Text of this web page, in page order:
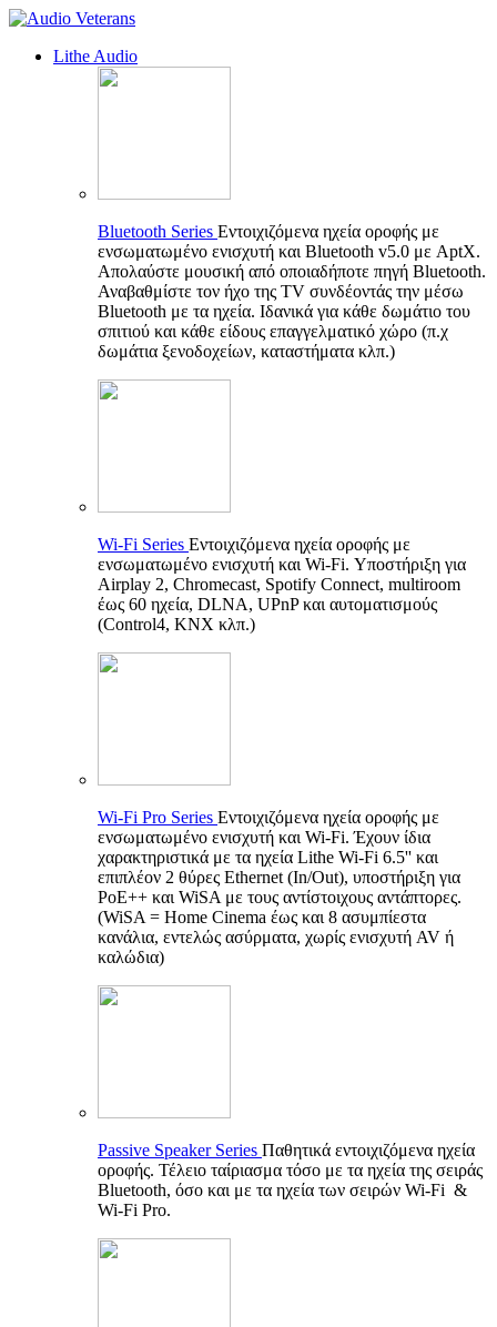
Lithe Audio
Bluetooth Series Εντοιχιζόμενα ηχεία οροφής με
ενσωματωμένο ενισχυτή και Bluetooth v5.0 με AptX.
Απολαύστε μουσική από οποιαδήποτε πηγή Bluetooth.
Αναβαθμίστε τον ήχο της TV συνδέοντάς την μέσω
Bluetooth με τα ηχεία. Ιδανικά για κάθε δωμάτιο του
σπιτιού και κάθε είδους επαγγελματικό χώρο (π.χ
δωμάτια ξενοδοχείων, καταστήματα κλπ.)
Wi-Fi Series Εντοιχιζόμενα ηχεία οροφής με
ενσωματωμένο ενισχυτή και Wi-Fi. Υποστήριξη για
Airplay 2, Chromecast, Spotify Connect, multiroom
έως 60 ηχεία, DLNA, UPnP και αυτοματισμούς
(Control4, KNX κλπ.)
Wi-Fi Pro Series Εντοιχιζόμενα ηχεία οροφής με
ενσωματωμένο ενισχυτή και Wi-Fi. Έχουν ίδια
χαρακτηριστικά με τα ηχεία Lithe Wi-Fi 6.5'' και
επιπλέον 2 θύρες Ethernet (In/Out), υποστήριξη για
PoE++ και WiSA με τους αντίστοιχους αντάπτορες.
(WiSA = Home Cinema έως και 8 ασυμπίεστα
κανάλια, εντελώς ασύρματα, χωρίς ενισχυτή AV ή
καλώδια)
Passive Speaker Series Παθητικά εντοιχιζόμενα ηχεία
οροφής. Τέλειο ταίριασμα τόσο με τα ηχεία της σειράς
Bluetooth, όσο και με τα ηχεία των σειρών Wi-Fi &
Wi-Fi Pro.